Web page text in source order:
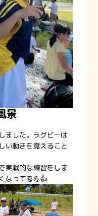
景
ました。ラグビーは
い動きを覚えること
実戦的な練習をしま
なってる💪👍️